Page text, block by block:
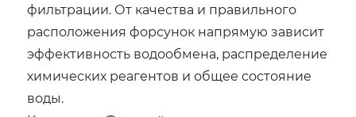
фильтрации. От качества и правильного
расположения форсунок напрямую зависит
эффективность водообмена, распределение
химических реагентов и общее состояние
воды.